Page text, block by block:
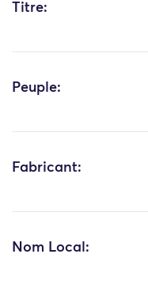
Titre:
Peuple:
Fabricant:
Nom Local: